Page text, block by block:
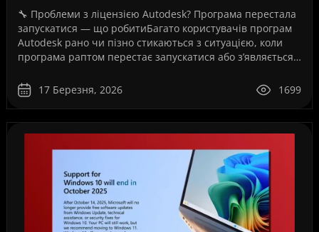
🔧 Проблеми з ліцензією Autodesk? Програма перестала
запускатися — що робитиБагато користувачів програм
Autodesk рано чи пізно стикаються з ситуацією, коли
програма раптом перестає запускатися або з’являється
17 Березня, 2026
1699